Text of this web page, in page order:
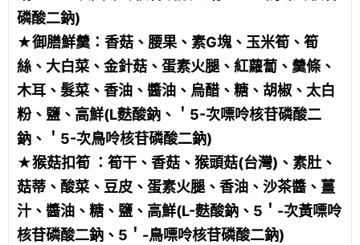
磷酸二鈉)
★御膳鮮羹：香菇、腰果、素G塊、玉米筍、筍
絲、大白菜、金針菇、蛋素火腿、紅蘿蔔、羹條、
木耳、髮菜、香油、醬油、烏醋、糖、胡椒、太白
粉、鹽、高鮮(L麩酸鈉、＇5-次嘌呤核苷磷酸二
鈉、＇5-次鳥呤核苷磷酸二鈉)
★猴菇扣筍 ：筍干、香菇、猴頭菇(台灣)、素肚、
菇蒂、酸菜、豆皮、蛋素火腿、香油、沙茶醬、薑
汁、醬油、糖、鹽、高鮮(L-麩酸鈉、5＇-次黃嘌呤
核苷磷酸二鈉、5＇-鳥嘌呤核苷磷酸二鈉)